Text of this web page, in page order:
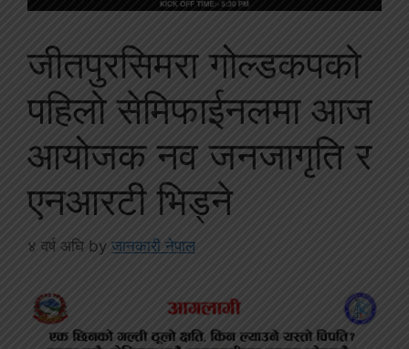
जीतपुरसिमरा गोल्डकपको
पहिलो सेमिफाईनलमा आज
आयोजक नव जनजागृति र
एनआरटी भिड्ने
४ वर्ष अघि by जानकारी नेपाल